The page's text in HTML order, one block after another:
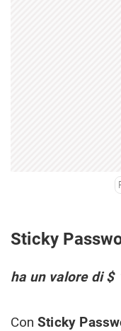
Sticky
ha un valore di $
Con Sticky